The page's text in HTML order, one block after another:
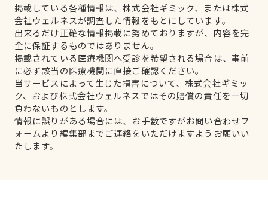
掲載している各種情報は、株式会社ギミック、または株式
会社ウェルネスが調査した情報をもとにしています。
出来るだけ正確な情報掲載に努めておりますが、内容を完
全に保証するものではありません。
掲載されている医療機関へ受診を希望される場合は、事前
に必ず該当の医療機関に直接ご確認ください。
当サービスによって生じた損害について、株式会社ギミッ
ク、および株式会社ウェルネスではその賠償の責任を一切
負わないものとします。
情報に誤りがある場合には、お手数ですがお問い合わせフ
ォームより編集部までご連絡をいただけますようお願いい
たします。